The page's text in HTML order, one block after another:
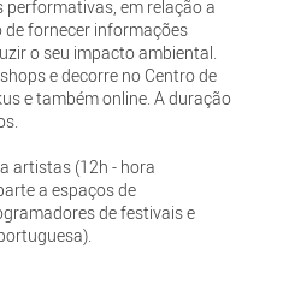
em relação a
de fornecer informações
o seu impacto ambiental.
e decorre no Centro de
e também online. A duração
artistas (12h - hora
a espaços de
de festivais e